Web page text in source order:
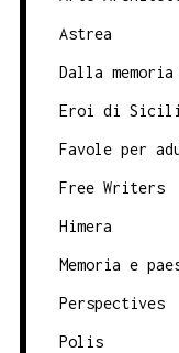
Astrea
Dalla
Eroi di
Favole per
Free Writers
Himera
Memoria e
Perspectives
Polis